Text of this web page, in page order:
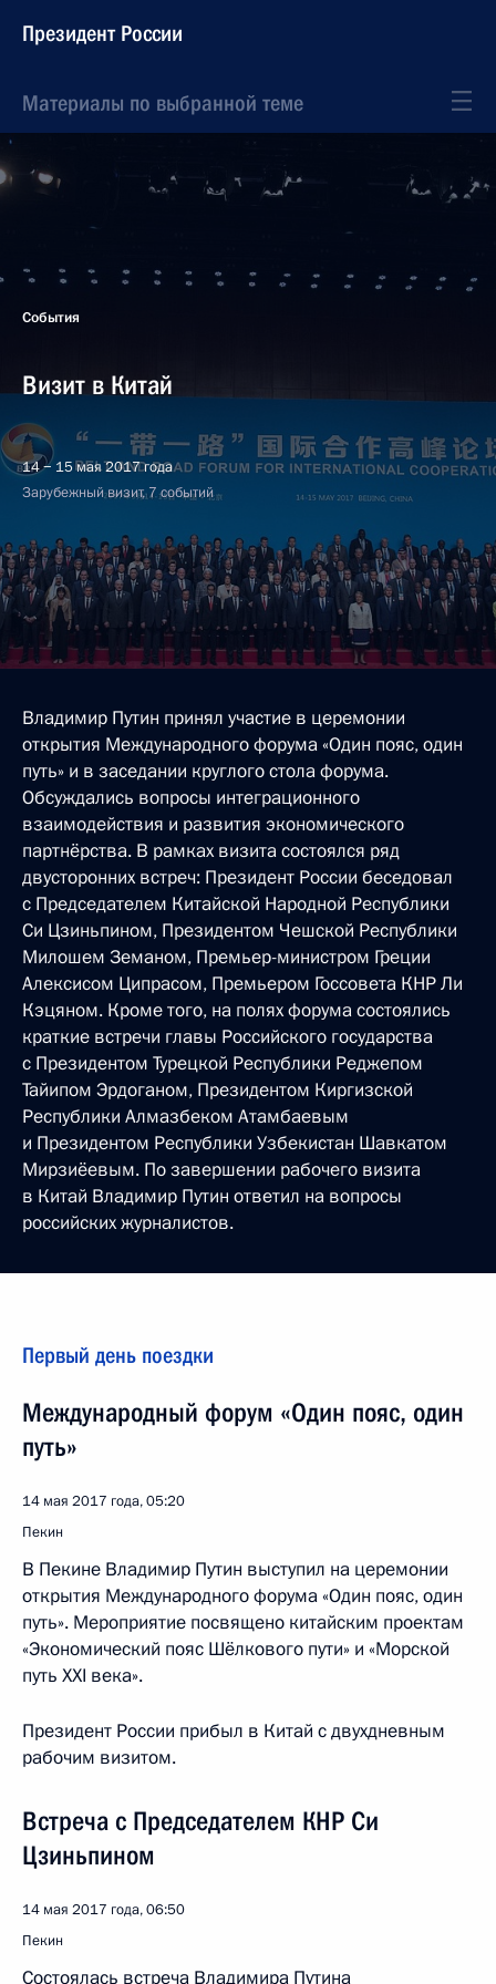
Президент России
Материалы по выбранной теме
События
Визит в Китай
14 − 15 мая 2017 года
Зарубежный визит, 7 событий
Владимир Путин принял участие в церемонии
открытия Международного форума «Один пояс, один
путь» и в заседании круглого стола форума.
Обсуждались вопросы интеграционного
взаимодействия и развития экономического
партнёрства. В рамках визита состоялся ряд
двусторонних встреч: Президент России беседовал
с Председателем Китайской Народной Республики
Си Цзиньпином, Президентом Чешской Республики
Милошем Земаном, Премьер-министром Греции
Алексисом Ципрасом, Премьером Госсовета КНР Ли
Кэцяном. Кроме того, на полях форума состоялись
краткие встречи главы Российского государства
с Президентом Турецкой Республики Реджепом
Тайипом Эрдоганом, Президентом Киргизской
Республики Алмазбеком Атамбаевым
и Президентом Республики Узбекистан Шавкатом
Мирзиёевым. По завершении рабочего визита
в Китай Владимир Путин ответил на вопросы
российских журналистов.
Первый день поездки
Международный форум «Один пояс, один
путь»
14 мая 2017 года, 05:20
Пекин
В Пекине Владимир Путин выступил на церемонии
открытия Международного форума «Один пояс, один
путь». Мероприятие посвящено китайским проектам
«Экономический пояс Шёлкового пути» и «Морской
путь XXI века».
Президент России прибыл в Китай с двухдневным
рабочим визитом.
Встреча с Председателем КНР Си
Цзиньпином
14 мая 2017 года, 06:50
Пекин
Состоялась встреча Владимира Путина